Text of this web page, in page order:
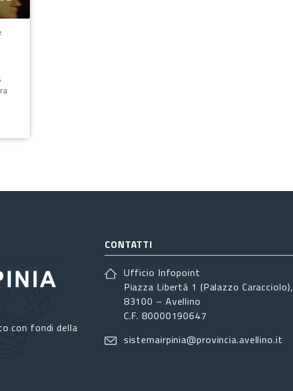
con fondi della
CONTATTI
Ufficio Infopoint
Piazza Libertá 1 (Palazzo Caracciolo),
83100 – Avellino
C.F. 80000190647
sistemairpinia@provincia.avellino.it